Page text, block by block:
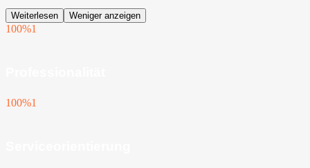
Weiterlesen Weniger anzeigen
100%1
100%1